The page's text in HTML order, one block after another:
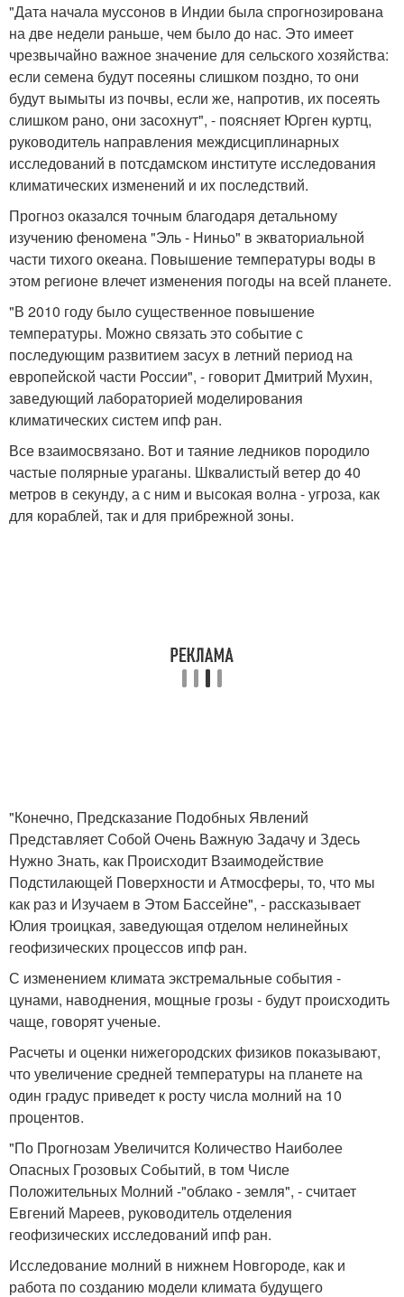
"Дата начала муссонов в Индии была спрогнозирована
на две недели раньше, чем было до нас. Это имеет
чрезвычайно важное значение для сельского хозяйства:
если семена будут посеяны слишком поздно, то они
будут вымыты из почвы, если же, напротив, их посеять
слишком рано, они засохнут", - поясняет Юрген куртц,
руководитель направления междисциплинарных
исследований в потсдамском институте исследования
климатических изменений и их последствий.
Прогноз оказался точным благодаря детальному
изучению феномена "Эль - Ниньо" в экваториальной
части тихого океана. Повышение температуры воды в
этом регионе влечет изменения погоды на всей планете.
"В 2010 году было существенное повышение
температуры. Можно связать это событие с
последующим развитием засух в летний период на
европейской части России", - говорит Дмитрий Мухин,
заведующий лабораторией моделирования
климатических систем ипф ран.
Все взаимосвязано. Вот и таяние ледников породило
частые полярные ураганы. Шквалистый ветер до 40
метров в секунду, а с ним и высокая волна - угроза, как
для кораблей, так и для прибрежной зоны.
"Конечно, Предсказание Подобных Явлений
Представляет Собой Очень Важную Задачу и Здесь
Нужно Знать, как Происходит Взаимодействие
Подстилающей Поверхности и Атмосферы, то, что мы
как раз и Изучаем в Этом Бассейне", - рассказывает
Юлия троицкая, заведующая отделом нелинейных
геофизических процессов ипф ран.
С изменением климата экстремальные события -
цунами, наводнения, мощные грозы - будут происходить
чаще, говорят ученые.
Расчеты и оценки нижегородских физиков показывают,
что увеличение средней температуры на планете на
один градус приведет к росту числа молний на 10
процентов.
"По Прогнозам Увеличится Количество Наиболее
Опасных Грозовых Событий, в том Числе
Положительных Молний -"облако - земля", - считает
Евгений Мареев, руководитель отделения
геофизических исследований ипф ран.
Исследование молний в нижнем Новгороде, как и
работа по созданию модели климата будущего